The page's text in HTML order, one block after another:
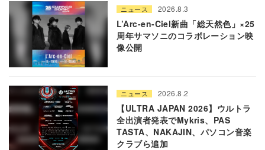
ニュース 2026.8.3
L’Arc-en-Ciel新曲「総天然色」×25
周年サマソニのコラボレーション映
像公開
ニュース 2026.8.2
【ULTRA JAPAN 2026】ウルトラ
全出演者発表でMykris、PAS
TASTA、NAKAJIN、パソコン音楽
クラブら追加